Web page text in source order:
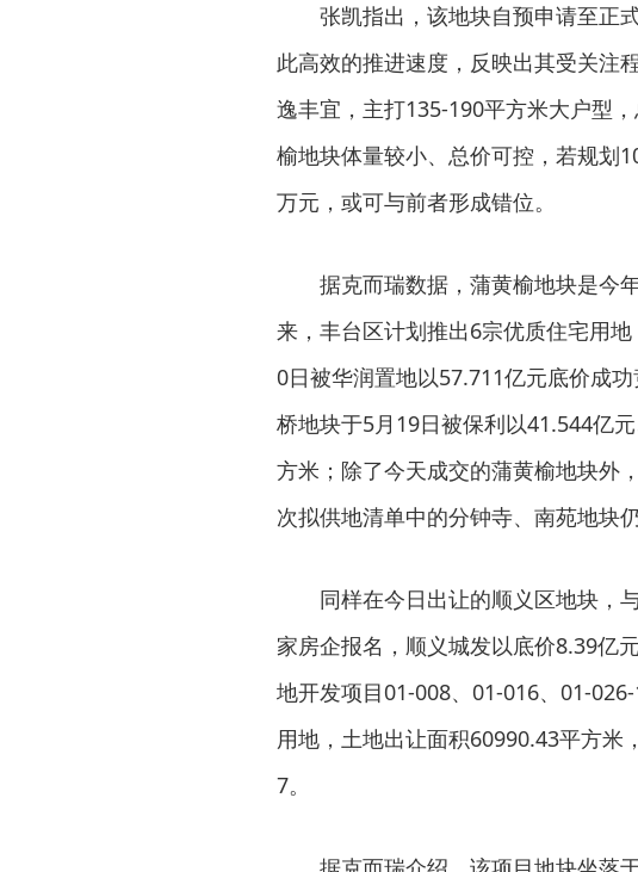
张凯指出，该地块自预申请至正
此高效的推进速度，反映出其受关注
逸丰宜，主打135-190平方米大户型
榆地块体量较小、总价可控，若规划
万元，或可与前者形成错位。
据克而瑞数据，蒲黄榆地块是今
来，丰台区计划推出6宗优质住宅用
0日被华润置地以57.711亿元底价成
桥地块于5月19日被保利以41.544亿
方米；除了今天成交的蒲黄榆地块外
次拟供地清单中的分钟寺、南苑地块
同样在今日出让的顺义区地块，
家房企报名，顺义城发以底价8.39亿
地开发项目01-008、01-016、01-
用地，土地出让面积60990.43平方米
7。